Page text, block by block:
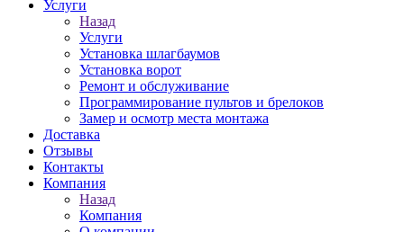
Услуги
Назад
Услуги
Установка шлагбаумов
Установка ворот
Ремонт и обслуживание
Программирование пультов и брелоков
Замер и осмотр места монтажа
Доставка
Отзывы
Контакты
Компания
Назад
Компания